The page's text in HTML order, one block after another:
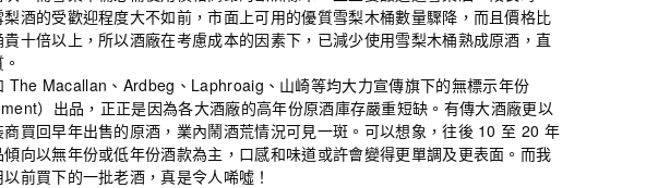
酒的受歡迎程度大不如前，市面上可用的優質雪梨木桶數量驟降，而且價格比
十倍以上，所以酒廠在考慮成本的因素下，已減少使用雪梨木桶熟成原酒，直
The Macallan、Ardbeg、Laphroaig、山崎等均大力宣傳旗下的無標示年份
）出品，正正是因為各大酒廠的高年份原酒庫存嚴重短缺。有傳大酒廠更以
買回早年出售的原酒，業內鬧酒荒情況可見一斑。可以想象，往後 10 至 20 年
向以無年份或低年份酒款為主，口感和味道或許會變得更單調及更表面。而我
前買下的一批老酒，真是令人唏噓！